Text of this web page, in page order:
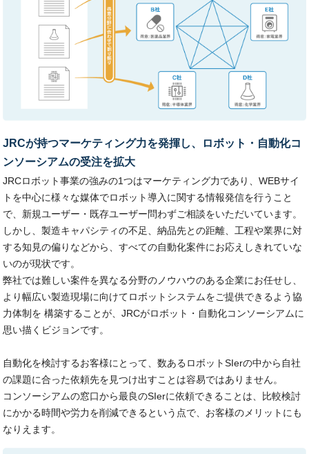
JRCが持つマーケティング力を発揮し、ロボット・自動化コ
ンソーシアムの受注を拡大
JRCロボット事業の強みの1つはマーケティング力であり、WEBサイ
トを中心に様々な媒体でロボット導入に関する情報発信を行うこと
で、新規ユーザー・既存ユーザー問わずご相談をいただいています。
しかし、製造キャパシティの不足、納品先との距離、工程や業界に対
する知見の偏りなどから、すべての自動化案件にお応えしきれていな
いのが現状です。
弊社では難しい案件を異なる分野のノウハウのある企業にお任せし、
より幅広い製造現場に向けてロボットシステムをご提供できるよう協
力体制を 構築することが、JRCがロボット・自動化コンソーシアムに
思い描くビジョンです。
自動化を検討するお客様にとって、数あるロボットSIerの中から自社
の課題に合った依頼先を見つけ出すことは容易ではありません。
コンソーシアムの窓口から最良のSIerに依頼できることは、比較検討
にかかる時間や労力を削減できるという点で、お客様のメリットにも
なりえます。